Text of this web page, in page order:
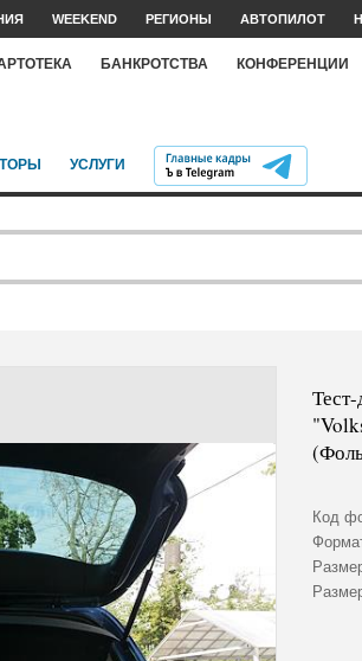
WEEKEND РЕГИОНЫ АВТОПИЛОТ
БАНКРОТСТВА КОНФЕРЕНЦИИ
УСЛУГИ
Код